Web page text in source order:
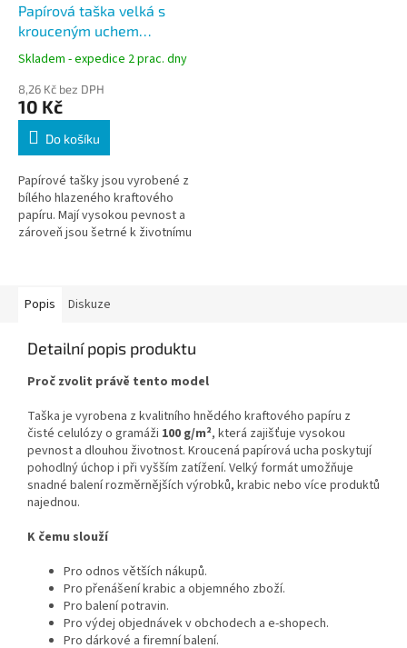
Papírová taška velká s
krouceným uchem
45x17x48 cm, bílá, do 10
Skladem - expedice 2 prac. dny
8,26 Kč bez DPH
10 Kč
Do košíku
Papírové tašky jsou vyrobené z
bílého hlazeného kraftového
papíru. Mají vysokou pevnost a
zároveň jsou šetrné k životnímu
Popis Diskuze
Detailní popis produktu
Proč zvolit právě tento model
Taška je vyrobena z kvalitního hnědého kraftového papíru z
čisté celulózy o gramáži 100 g/m², která zajišťuje vysokou
pevnost a dlouhou životnost. Kroucená papírová ucha poskytují
pohodlný úchop i při vyšším zatížení. Velký formát umožňuje
snadné balení rozměrnějších výrobků, krabic nebo více produktů
najednou.
K čemu slouží
Pro odnos větších nákupů.
Pro přenášení krabic a objemného zboží.
Pro balení potravin.
Pro výdej objednávek v obchodech a e-shopech.
Pro dárkové a firemní balení.